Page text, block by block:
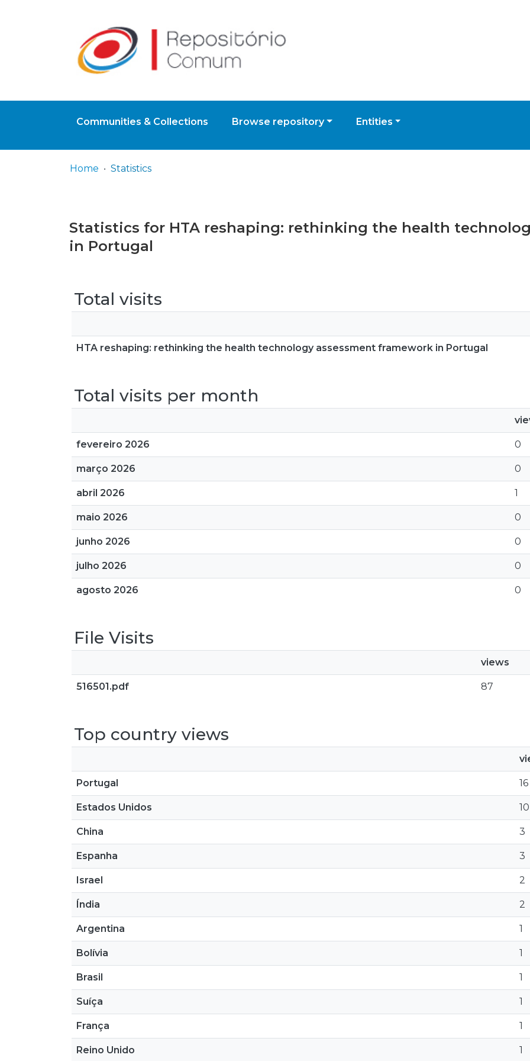
Communities & Collections Browse repository Entities
Home Statistics
Statistics for HTA reshaping: rethinking the health
in Portugal
Total visits
HTA reshaping: rethinking the health technology assessment framework in Portugal
Total visits per month
fevereiro 2026 0
março 2026 0
abril 2026 1
maio 2026 0
junho 2026 0
julho 2026 0
agosto 2026 0
File Visits
views
516501.pdf 87
Top country views
Portugal 16
Estados Unidos 10
China 3
Espanha 3
Israel 2
Índia 2
Argentina 1
Bolívia 1
Brasil 1
Suíça 1
França 1
Reino Unido 1